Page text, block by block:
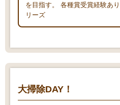
を目指す。 各種賞受賞経験あ
リーズ
大掃除DAY！